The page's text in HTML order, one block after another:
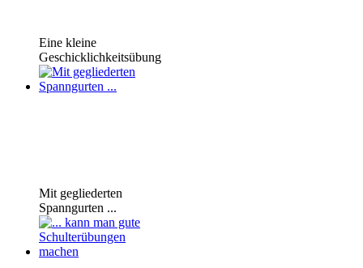
Eine kleine
Geschicklichkeitsübung
Mit gegliederten
Spanngurten ...